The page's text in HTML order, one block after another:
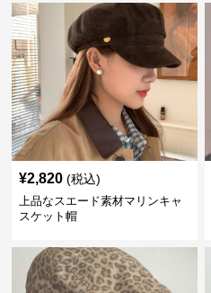
¥2,820 (税込)
上品なスエード素材マリンキャ
スケット帽